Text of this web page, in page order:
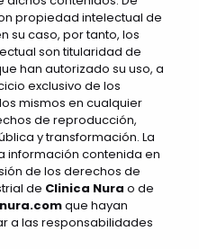
propiedad intelectual de
su caso, por tanto, los
son titularidad de
han autorizado su uso, a
exclusivo de los
mismos en cualquier
de reproducción,
y transformación. La
información contenida en
de los derechos de
de Clinica Nura o de
que hayan
a las responsabilidades